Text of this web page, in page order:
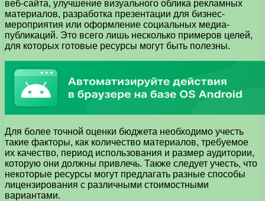
веб-сайта, улучшение визуального облика рекламных
материалов, разработка презентации для бизнес-
мероприятия или оформление социальных медиа-
публикаций. Это всего лишь несколько примеров целей,
для которых готовые ресурсы могут быть полезны.
Для более точной оценки бюджета необходимо учесть
такие факторы, как количество материалов, требуемое
их качество, период использования и размер аудитории,
которую они должны привлечь. Также следует учесть, что
некоторые ресурсы могут предлагать разные способы
лицензирования с различными стоимостными
вариантами.